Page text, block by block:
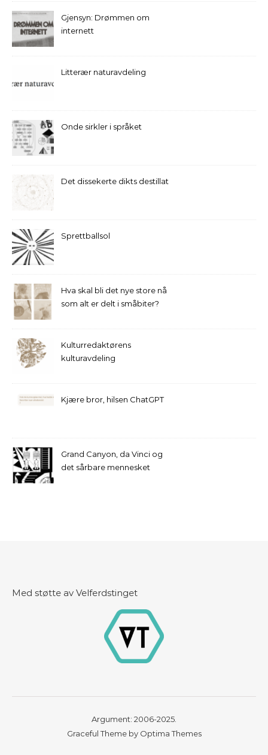
Gjensyn: Drømmen om
internett
Litterær naturavdeling
Onde sirkler i språket
Det dissekerte dikts destillat
Sprettballsol
Hva skal bli det nye store nå
som alt er delt i småbiter?
Kulturredaktørens
kulturavdeling
Kjære bror, hilsen ChatGPT
Grand Canyon, da Vinci og
det sårbare mennesket
Med støtte av Velferdstinget
Argument: 2006-2025.
Graceful Theme by Optima Themes